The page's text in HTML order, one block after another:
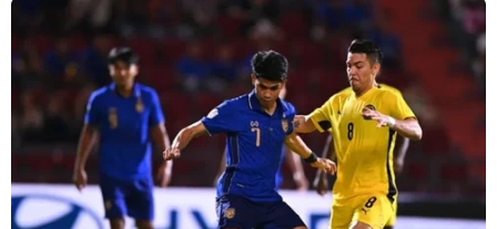
định thị trường, bảo vệ quyền lợi hợp pháp,
chính đáng của các cá nhân, tổ chức kinh doanh
và người tiêu dùng trên địa bàn./.
Phú Yên bắt xe tải chở hơn
1.900 chai rượu ngoại
nhập lậu